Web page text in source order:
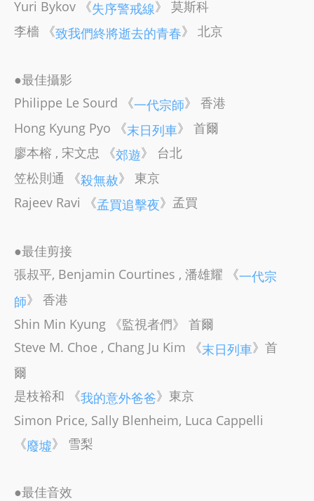
Yuri Bykov 《失序警戒線》 莫斯科
李檣 《致我們終將逝去的青春》 北京
●最佳攝影
Philippe Le Sourd 《一代宗師》 香港
Hong Kyung Pyo 《末日列車》 首爾
廖本榕 , 宋文忠 《郊遊》 台北
笠松則通 《殺無赦》 東京
Rajeev Ravi 《孟買追擊夜》孟買
●最佳剪接
張叔平, Benjamin Courtines , 潘雄耀 《一代宗
師》 香港
Shin Min Kyung 《監視者們》 首爾
Steve M. Choe , Chang Ju Kim 《末日列車》首
爾
是枝裕和 《我的意外爸爸》東京
Simon Price, Sally Blenheim, Luca Cappelli
《廢墟》 雪梨
●最佳音效